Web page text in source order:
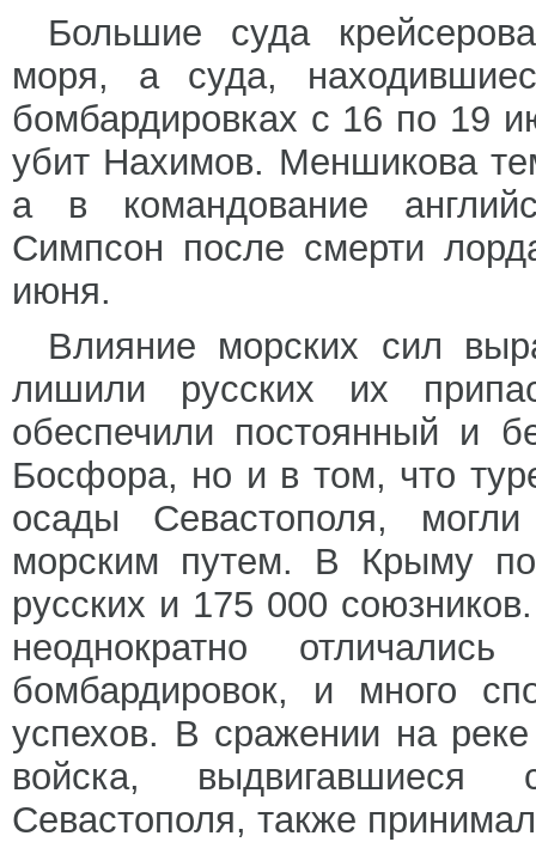
Большие суда
моря, а суда,
бомбардировках с 16 по 19
убит Нахимов. Меншикова
а в командование
Симпсон после смерти
июня.
Влияние морских сил
лишили русских их
обеспечили постоянный и
Босфора, но и в том, что
осады Севастополя,
морским путем. В Крыму
русских и 175 000
неоднократно
бомбардировок, и много
успехов. В сражении на
войска,
Севастополя, также